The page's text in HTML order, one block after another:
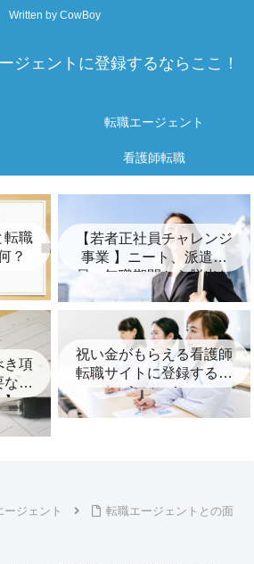
Written by CowBoy
ジェントに登録するならここ！
転職エージェント
看護師転職
転職
？
【若者正社員チャレンジ
事業 】ニート、派遣社
員、無職期間から脱出し
たいあなたへ！
き項
な項
】
祝い金がもらえる看護師
転職サイトに登録するな
らここ！
ージェント
転職エージェントとの面